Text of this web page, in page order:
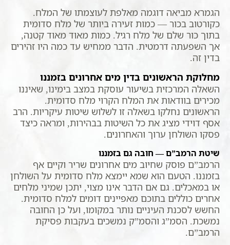
הגמרא מביאה דוגמה מאלפת לעוצמתו של המלח.
כקורטוב בכור — כמות זעירה ביותר של מלח סדומית
בתוך כור שלם של מלח רגיל. כמות מאוד מאוד קטנה,
אך השפעתה דרמטית. הדבר ממחיש עד כמה היו זהירים
בדין זה.
מחלוקת הראשונים בדין מים אחרונים בזמננו
השאלה המרכזית בשיעור עוסקת במצב בימינו, שאיננו
מכירים בוודאות את המלח הקרוי מלח סדומית.
הראשונים נחלקו בשאלה זו לשלוש שיטות עיקריות. הרב
אסף דוידי מציג את כל השיטות בבהירות, ומראה כיצד
פסקו השולחן ערוך והאחרונים.
שיטת הרמב”ם — חובה גם בזמננו
הרמב”ם פוסק שחיוב מים אחרונים שריר וקיים אף
בזמננו. הטעם הוא שמא יימצא מלח סדומית על השולחן
או במאכלים. גם אם הדבר אינו מצוי, יתכן שמיני מלחים
אחרים כוללים בתוכם מאפיינים דומים למלח סדומית.
החשש לסכנת העיניים נותר במקומו, ועל כן החובה
נמשכת. הסמ”ג והסמ”ק נמשכים בעקבות פסיקת
הרמב”ם.